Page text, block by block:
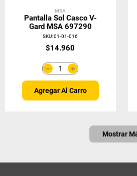
MSA
Pantalla Sol Casco V-
Gard MSA 697290
SKU:01-01-016
$14.960
＋
－
Agregar Al Carro
Mostrar